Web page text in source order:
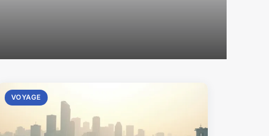
VOYAGE